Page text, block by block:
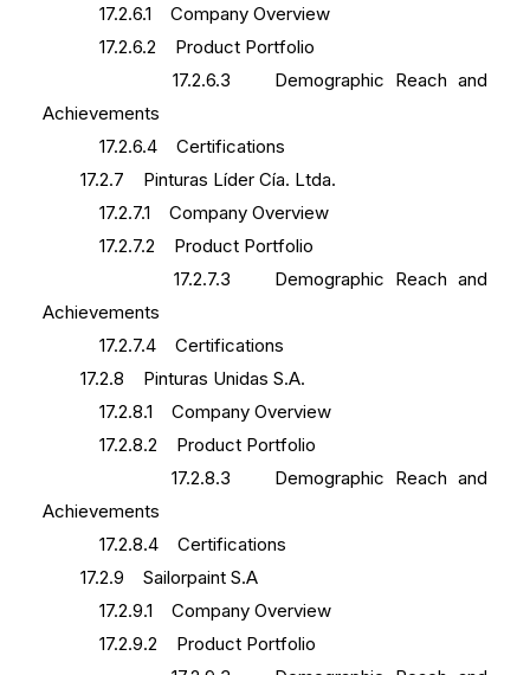
17.2.6.1 Company Overview
17.2.6.2 Product Portfolio
17.2.6.3 Demographic Reach and
Achievements
17.2.6.4 Certifications
17.2.7 Pinturas Líder Cía. Ltda.
17.2.7.1 Company Overview
17.2.7.2 Product Portfolio
17.2.7.3 Demographic Reach and
Achievements
17.2.7.4 Certifications
17.2.8 Pinturas Unidas S.A.
17.2.8.1 Company Overview
17.2.8.2 Product Portfolio
17.2.8.3 Demographic Reach and
Achievements
17.2.8.4 Certifications
17.2.9 Sailorpaint S.A
17.2.9.1 Company Overview
17.2.9.2 Product Portfolio